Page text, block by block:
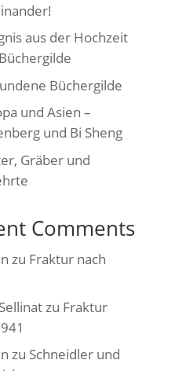
aus der Hochzeit
Büchergilde
und Asien –
und Bi Sheng
Gräber und
Comments
zu Fraktur nach
zu Fraktur
zu Schneidler und